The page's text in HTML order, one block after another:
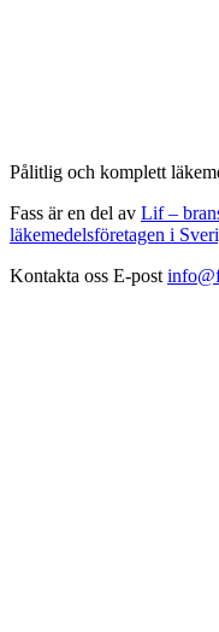
Pålitlig och komplett
Fass är en del av Lif –
läkemedelsföretagen i
Kontakta oss E-post